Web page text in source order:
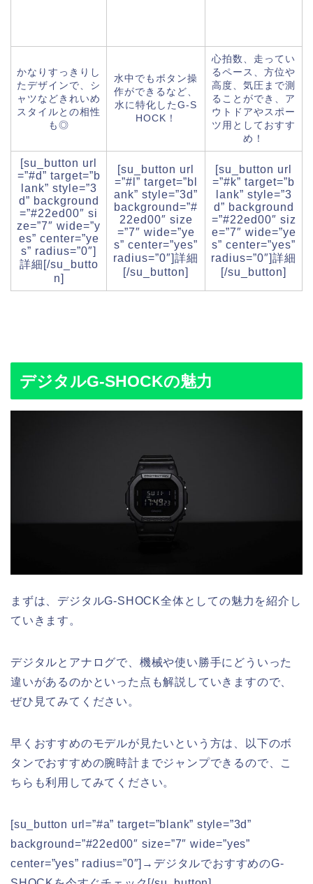
かなりすっきりし
たデザインで、シ
ャツなどきれいめ
スタイルとの相性
も◎
水中でもボタン操
作ができるなど、
水に特化したG-S
HOCK！
心拍数、走ってい
るペース、方位や
高度、気圧まで測
ることができ、ア
ウトドアやスポー
ツ用としておすす
め！
[su_button url
=”#d” target=”b
lank” style=”3
d” background
=”#22ed00″ si
ze=”7″ wide=”y
es” center=”ye
s” radius=”0″]
詳細[/su_butto
n]
[su_button url
=”#l” target=”bl
ank” style=”3d”
background=”#
22ed00″ size
=”7″ wide=”ye
s” center=”yes”
radius=”0″]詳細
[/su_button]
[su_button url
=”#k” target=”b
lank” style=”3
d” background
=”#22ed00″ siz
e=”7″ wide=”ye
s” center=”yes”
radius=”0″]詳細
[/su_button]
デジタルG-SHOCKの魅力
まずは、デジタルG-SHOCK全体としての魅力を紹介し
ていきます。
デジタルとアナログで、機械や使い勝手にどういった
違いがあるのかといった点も解説していきますので、
ぜひ見てみてください。
早くおすすめのモデルが見たいという方は、以下のボ
タンでおすすめの腕時計までジャンプできるので、こ
ちらも利用してみてください。
[su_button url=”#a” target=”blank” style=”3d”
background=”#22ed00″ size=”7″ wide=”yes”
center=”yes” radius=”0″]→デジタルでおすすめのG-